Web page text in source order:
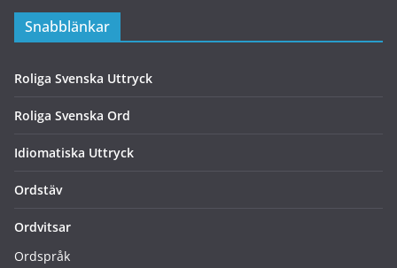
Snabblänkar
Roliga Svenska Uttryck
Roliga Svenska Ord
Idiomatiska Uttryck
Ordstäv
Ordvitsar
Ordspråk